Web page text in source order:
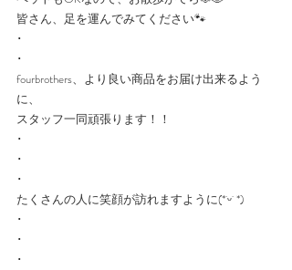
皆さん、足を運んでみてください🐾
･
･
fourbrothers、より良い商品をお届け出来るよう
に、
スタッフ一同頑張ります！！
･
･
･
たくさんの人に笑顔が訪れますように(*˙ᵕ˙ *)
･
･
･